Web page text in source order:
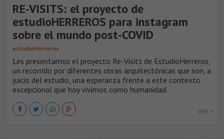
RE-VISITS: el proyecto de
estudioHERREROS para instagram
sobre el mundo post-COVID
estudioHerreros
Les presentamos el proyecto Re-Visits de EstudioHerreros,
un recorrido por diferentes obras arquitectónicas que son, a
juicio del estudio, una esperanza frente a este contexto
excepcional que hoy vivimos como humanidad.
VER +